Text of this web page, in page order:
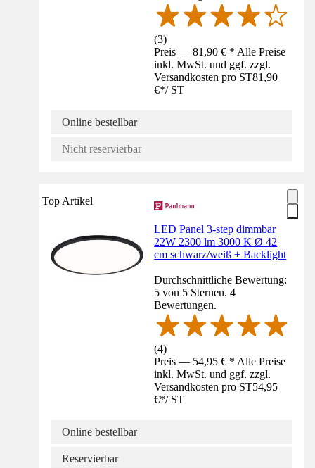
(3)
Preis — 81,90 € * Alle Preise
inkl. MwSt. und ggf. zzgl.
Versandkosten pro ST81,90
€*/ ST
Online bestellbar
Nicht reservierbar
Top Artikel
LED Panel 3-step dimmbar
22W 2300 lm 3000 K Ø 42
cm schwarz/weiß + Backlight
Durchschnittliche Bewertung:
5 von 5 Sternen. 4
Bewertungen.
(4)
Preis — 54,95 € * Alle Preise
inkl. MwSt. und ggf. zzgl.
Versandkosten pro ST54,95
€*/ ST
Online bestellbar
Reservierbar